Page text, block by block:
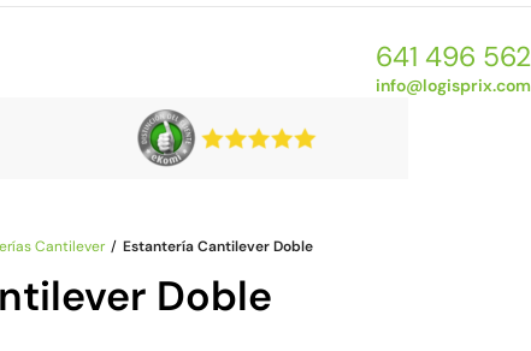
641 496 562
info@logisprix.com
Cantilever Estantería Cantilever Doble
Doble